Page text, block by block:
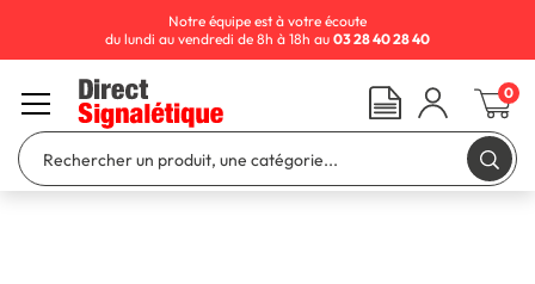
Notre équipe est à votre écoute
du lundi au vendredi de 8h à 18h au 03 28 40 28 40
0